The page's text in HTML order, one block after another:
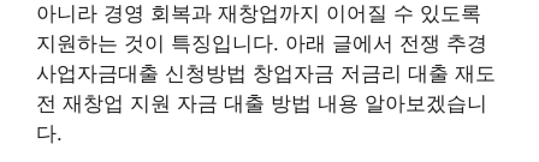
아니라 경영 회복과 재창업까지 이어질 수 있도록
지원하는 것이 특징입니다. 아래 글에서 전쟁 추경
사업자금대출 신청방법 창업자금 저금리 대출 재도
전 재창업 지원 자금 대출 방법 내용 알아보겠습니
다.